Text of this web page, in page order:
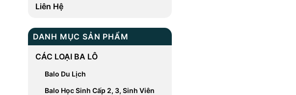
Liên Hệ
DANH MỤC SẢN PHẨM
CÁC LOẠI BA LÔ
Balo Du Lịch
Balo Học Sinh Cấp 2, 3, Sinh Viên